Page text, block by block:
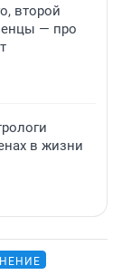
второй
— про
в жизни